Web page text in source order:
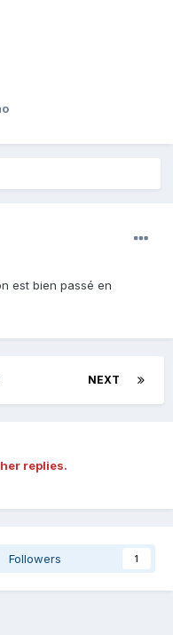
est bien passé en
NEXT
replies.
Followers 1